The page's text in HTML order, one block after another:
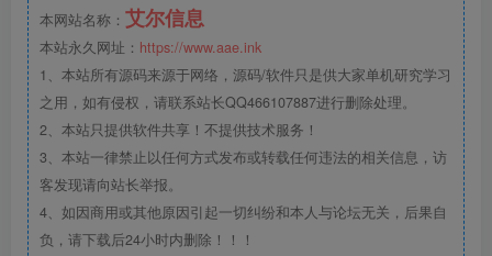
本网站名称： 艾尔信息
本站永久网址： https://www.aae.ink
1、本站所有源码来源于网络，源码/软件只是供大家单机研究学习
之用，如有侵权，请联系站长QQ466107887进行删除处理。
2、本站只提供软件共享！不提供技术服务！
3、本站一律禁止以任何方式发布或转载任何违法的相关信息，访
客发现请向站长举报。
4、如因商用或其他原因引起一切纠纷和本人与论坛无关，后果自
负，请下载后24小时内删除！！！